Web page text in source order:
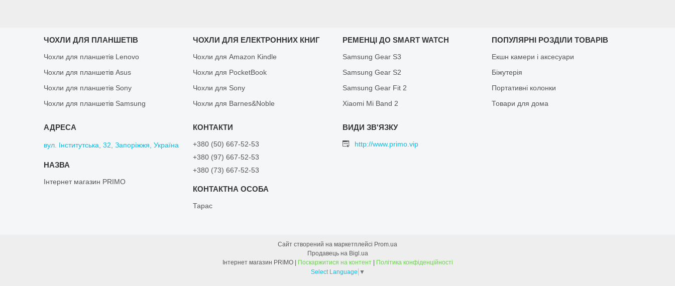
ЧОХЛИ ДЛЯ ПЛАНШЕТІВ
Чохли для планшетів Lenovo
Чохли для планшетів Asus
Чохли для планшетів Sony
Чохли для планшетів Samsung
ЧОХЛИ ДЛЯ ЕЛЕКТРОННИХ КНИГ
Чохли для Amazon Kindle
Чохли для PocketBook
Чохли для Sony
Чохли для Barnes&Noble
РЕМЕНЦІ ДО SMART WATCH
Samsung Gear S3
Samsung Gear S2
Samsung Gear Fit 2
Xiaomi Mi Band 2
ПОПУЛЯРНІ РОЗДІЛИ ТОВАРІВ
Екшн камери і аксесуари
Біжутерія
Портативні колонки
Товари для дома
вул. Інститутська, 32, Запоріжжя, Україна
Інтернет магазин PRIMO
+380 (50) 667-52-53
+380 (97) 667-52-53
+380 (73) 667-52-53
Тарас
http://www.primo.vip
Сайт створений на маркетплейсі Prom.ua
Продавець на Bigl.ua
Інтернет магазин PRIMO | Поскаржитися на контент | Політика конфіденційності
Select Language ▼